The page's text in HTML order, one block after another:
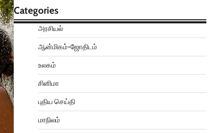
Categories
அரசியல்
ஆன்மிகம்-ஜோதிடம்
உலகம்
சினிமா
புதிய செய்தி
மாநிலம்